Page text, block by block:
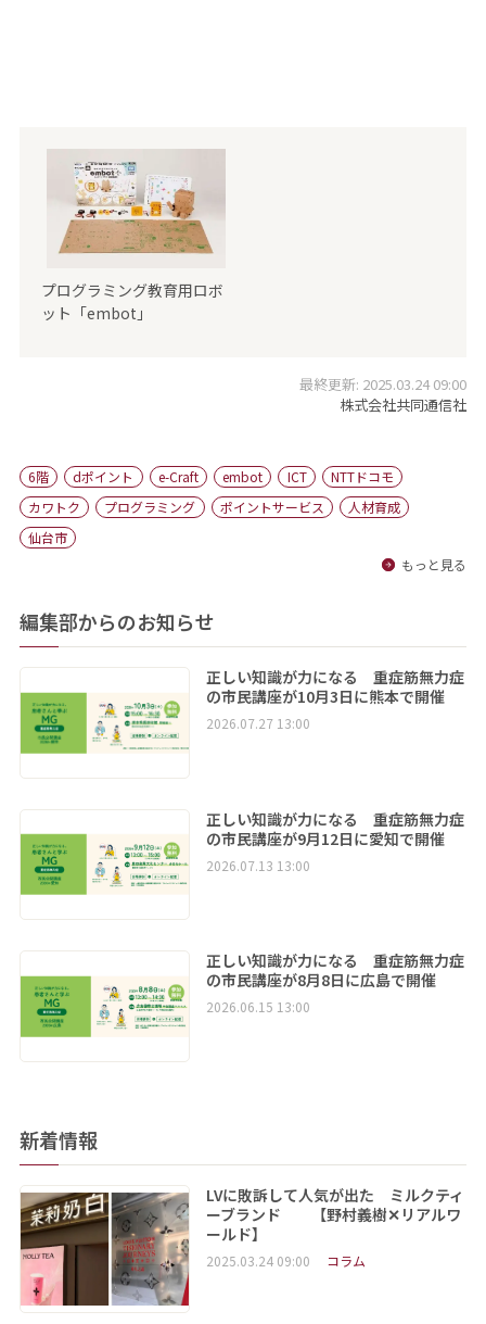
プログラミング教育用ロボ
ット「embot」
最終更新: 2025.03.24 09:00
株式会社共同通信社
6階 dポイント e-Craft embot ICT
NTTドコモ
カワトク
プログラミング ポイントサービス
人材育成
仙台市
もっと見る
編集部からのお知らせ
正しい知識が力になる 重症筋無力症
の市民講座が10月3日に熊本で開催
2026.07.27 13:00
正しい知識が力になる 重症筋無力症
の市民講座が9月12日に愛知で開催
2026.07.13 13:00
正しい知識が力になる 重症筋無力症
の市民講座が8月8日に広島で開催
2026.06.15 13:00
新着情報
LVに敗訴して人気が出た ミルクティ
ーブランド 【野村義樹✕リアルワ
ールド】
2025.03.24 09:00 コラム